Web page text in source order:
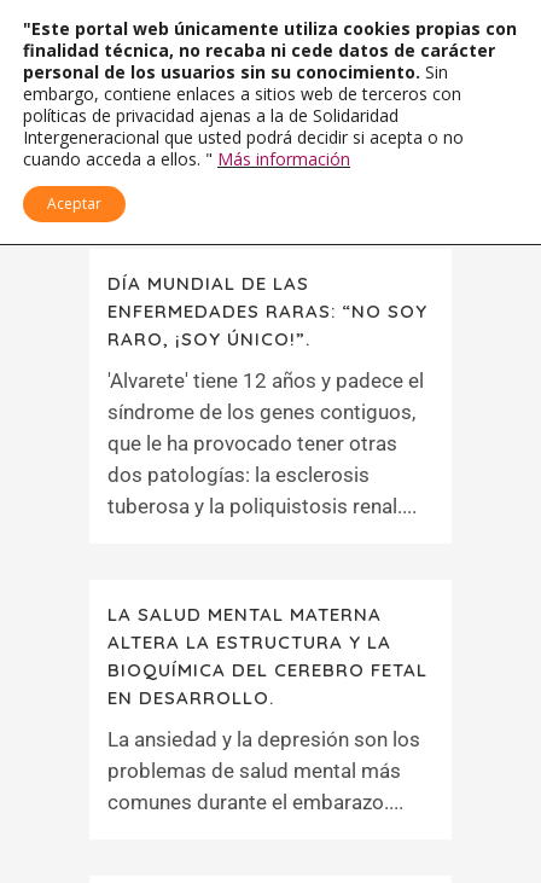
DÍA MUNDIAL DE LAS
ENFERMEDADES RARAS: “NO SOY
RARO, ¡SOY ÚNICO!”.
'Alvarete' tiene 12 años y padece el
síndrome de los genes contiguos,
que le ha provocado tener otras
dos patologías: la esclerosis
tuberosa y la poliquistosis renal....
LA SALUD MENTAL MATERNA
ALTERA LA ESTRUCTURA Y LA
BIOQUÍMICA DEL CEREBRO FETAL
EN DESARROLLO.
La ansiedad y la depresión son los
problemas de salud mental más
comunes durante el embarazo....
"Este portal web únicamente utiliza cookies propias con
finalidad técnica, no recaba ni cede datos de carácter
personal de los usuarios sin su conocimiento. Sin
embargo, contiene enlaces a sitios web de terceros con
políticas de privacidad ajenas a la de Solidaridad
Intergeneracional que usted podrá decidir si acepta o no
cuando acceda a ellos. " Más información
Aceptar